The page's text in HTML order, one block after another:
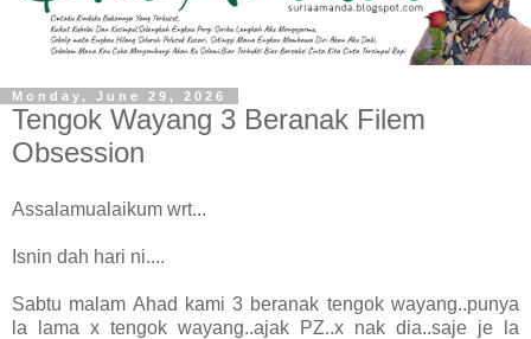
Monday, June 29, 2026
Tengok Wayang 3 Beranak Filem
Obsession
Assalamualaikum wrt...
Isnin dah hari ni....
Sabtu malam Ahad kami 3 beranak tengok wayang..punya
la lama x tengok wayang..ajak PZ..x nak dia..saje je la